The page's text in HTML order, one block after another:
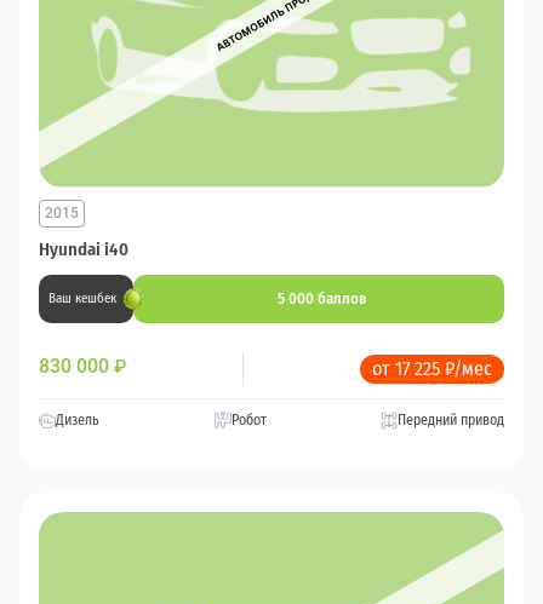
Hyundai i40
2015
Ваш кешбек 5 000 баллов
830 000 ₽ от 17 225 ₽/мес
Дизель Робот Передний привод